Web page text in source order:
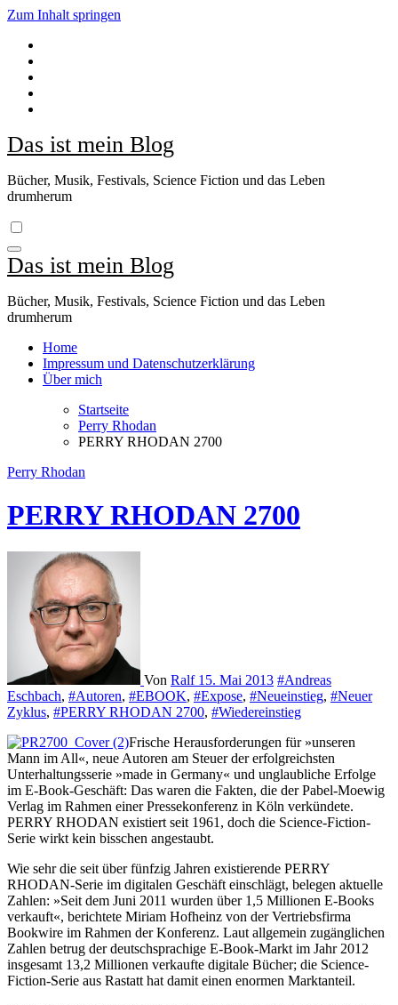
Zum Inhalt springen
Das ist mein Blog
Bücher, Musik, Festivals, Science Fiction und das Leben
drumherum
Das ist mein Blog
Bücher, Musik, Festivals, Science Fiction und das Leben
drumherum
Home
Impressum und Datenschutzerklärung
Über mich
Startseite
Perry Rhodan
PERRY RHODAN 2700
Perry Rhodan
PERRY RHODAN 2700
Von Ralf 15. Mai 2013 #Andreas
Eschbach, #Autoren, #EBOOK, #Expose, #Neueinstieg, #Neuer
Zyklus, #PERRY RHODAN 2700, #Wiedereinstieg
Frische Herausforderungen für »unseren
Mann im All«, neue Autoren am Steuer der erfolgreichsten
Unterhaltungsserie »made in Germany« und unglaubliche Erfolge
im E-Book-Geschäft: Das waren die Fakten, die der Pabel-Moewig
Verlag im Rahmen einer Pressekonferenz in Köln verkündete.
PERRY RHODAN existiert seit 1961, doch die Science-Fiction-
Serie wirkt kein bisschen angestaubt.
Wie sehr die seit über fünfzig Jahren existierende PERRY
RHODAN-Serie im digitalen Geschäft einschlägt, belegen aktuelle
Zahlen: »Seit dem Juni 2011 wurden über 1,5 Millionen E-Books
verkauft«, berichtete Miriam Hofheinz von der Vertriebsfirma
Bookwire im Rahmen der Konferenz. Laut allgemein zugänglichen
Zahlen betrug der deutschsprachige E-Book-Markt im Jahr 2012
insgesamt 13,2 Millionen verkaufte digitale Bücher; die Science-
Fiction-Serie aus Rastatt hat damit einen enormen Marktanteil.